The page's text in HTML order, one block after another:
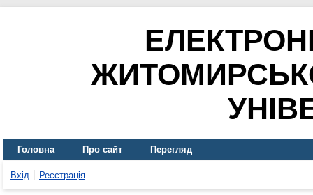
Головна Про сайт Перегляд
Вхід Реєстрація